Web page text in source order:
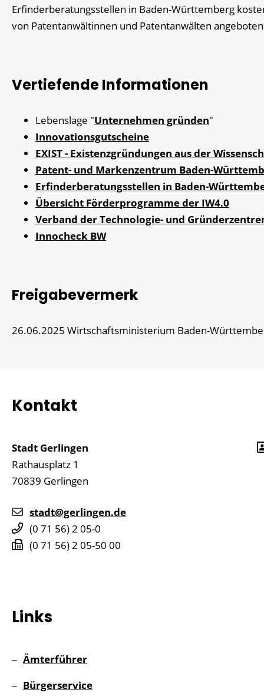
Erfinderberatungsstellen in Baden-Württemberg
von Patentanwältinnen und Patentanwälten
Vertiefende Informationen
Lebenslage "Unternehmen gründen"
Innovationsgutscheine
EXIST - Existenzgründungen aus der
Patent- und Markenzentrum Baden-
Erfinderberatungsstellen in Baden-
Übersicht Förderprogramme der IW4.0
Verband der Technologie- und
Innocheck BW
Freigabevermerk
26.06.2025 Wirtschaftsministerium Baden-
Kontakt
Stadt Gerlingen
Rathausplatz 1
70839 Gerlingen
stadt@gerlingen.de
(0 71 56) 2 05-0
(0 71 56) 2 05-50 00
Links
Ämterführer
Bürgerservice